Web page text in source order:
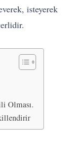
isteyerek
Olması.